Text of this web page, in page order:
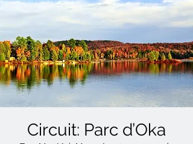
Circuit: Parc d’Oka